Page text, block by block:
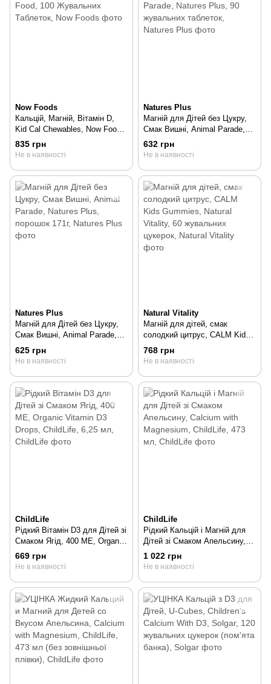
Now Foods
Кальцій, Магній, Вітамін D,
Kid Cal Chewables, Now Food,
100 Жувальних Таблеток, 100
шт
835 грн
Не в наявності
Natures Plus
Магній для Дітей без Цукру,
Смак Вишні, Animal Parade,
Natures Plus, 90 жувальних
таблеток, 90 шт
632 грн
Не в наявності
Natures Plus
Магній для Дітей без Цукру,
Смак Вишні, Animal Parade,
Natures Plus, порошок 171г,
170 гр
625 грн
Не в наявності
Natural Vitality
Магній для дітей, смак
солодкий цитрус, CALM Kids
Gummies, Natural Vitality, 60
жувальних цукерок, 60 шт
768 грн
Не в наявності
ChildLife
Рідкий Вітамін D3 для Дітей зі
Смаком Ягід, 400 МЕ, Organic
Vitamin D3 Drops, ChildLife,
6,25 мл, 6,25 мл
669 грн
Не в наявності
ChildLife
Рідкий Кальцій і Магній для
Дітей зі Смаком Апельсину,
Calcium with Magnesium,
ChildLife, 473 мл, 473 мл
1 022 грн
Не в наявності